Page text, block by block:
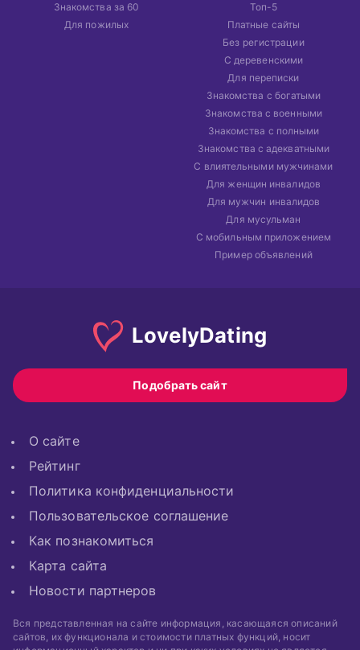
Знакомства за 60
Для пожилых
Топ-5
Платные сайты
Без регистрации
С деревенскими
Для переписки
Знакомства с богатыми
Знакомства с военными
Знакомства с полными
Знакомства с адекватными
С влиятельными мужчинами
Для женщин инвалидов
Для мужчин инвалидов
Для мусульман
С мобильным приложением
Пример объявлений
LovelyDating
Подобрать сайт
О сайте
Рейтинг
Политика конфиденциальности
Пользовательское соглашение
Как познакомиться
Карта сайта
Новости партнеров
Вся представленная на сайте информация, касающаяся описаний
сайтов, их функционала и стоимости платных функций, носит